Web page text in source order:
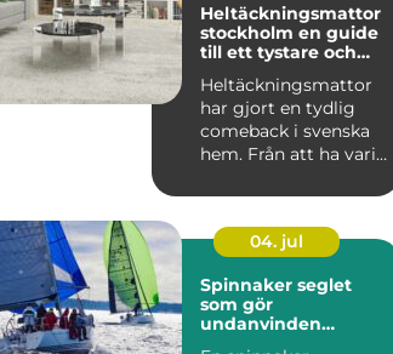
Heltäckningsmattor
stockholm en guide
till ett tystare och
Heltäckningsmattor
har gjort en tydlig
comeback i svenska
hem. Från att ha varit
04. jul
Spinnaker seglet
som gör
undanvinden